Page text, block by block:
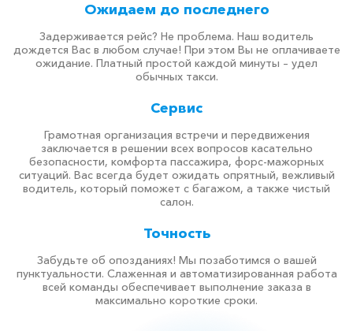
Ожидаем до последнего
Задерживается рейс? Не проблема. Наш водитель
дождется Вас в любом случае! При этом Вы не оплачиваете
ожидание. Платный простой каждой минуты – удел
обычных такси.
Сервис
Грамотная организация встречи и передвижения
заключается в решении всех вопросов касательно
безопасности, комфорта пассажира, форс-мажорных
ситуаций. Вас всегда будет ожидать опрятный, вежливый
водитель, который поможет с багажом, а также чистый
салон.
Точность
Забудьте об опозданиях! Мы позаботимся о вашей
пунктуальности. Слаженная и автоматизированная работа
всей команды обеспечивает выполнение заказа в
максимально короткие сроки.